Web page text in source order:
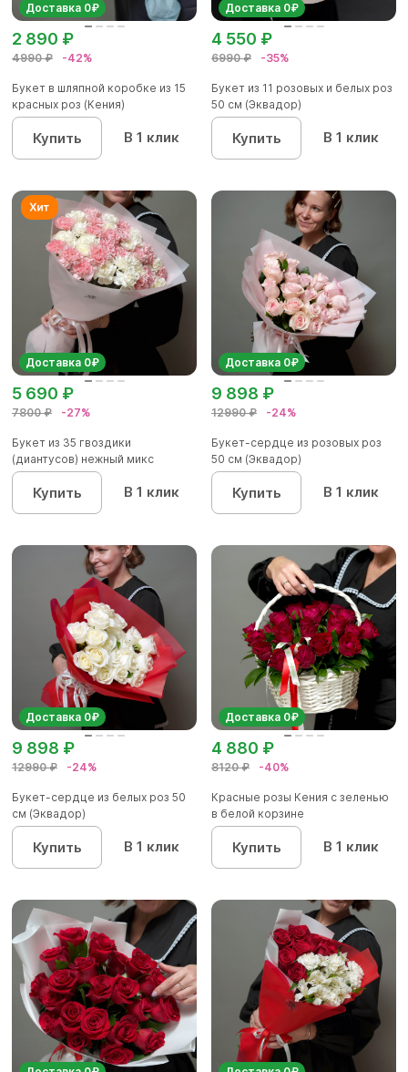
Доставка 0₽
4990 ₽ -42%
2 890 ₽
Букет в шляпной коробке из 15
красных роз (Кения)
Купить В 1 клик
Доставка 0₽
6990 ₽ -35%
4 550 ₽
Букет из 11 розовых и белых роз
50 см (Эквадор)
Купить В 1 клик
Доставка 0₽
7800 ₽ -27%
5 690 ₽
Букет из 35 гвоздики
(диантусов) нежный микс
Купить В 1 клик
Доставка 0₽
12990 ₽ -24%
9 898 ₽
Букет-сердце из розовых роз
50 см (Эквадор)
Купить В 1 клик
Доставка 0₽
12990 ₽ -24%
9 898 ₽
Букет-сердце из белых роз 50
см (Эквадор)
Купить В 1 клик
Доставка 0₽
8120 ₽ -40%
4 880 ₽
Красные розы Кения с зеленью
в белой корзине
Купить В 1 клик